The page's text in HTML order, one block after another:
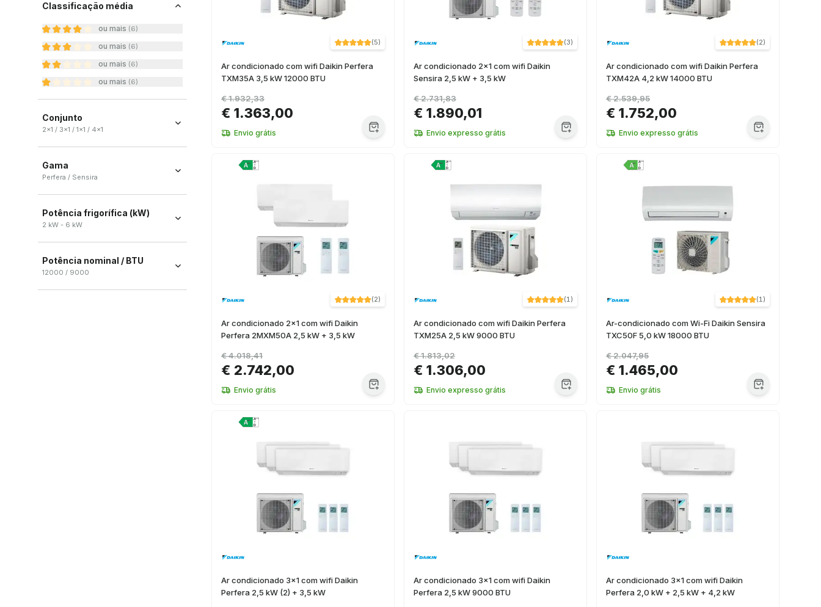
Classificação média
ou mais (6)
ou mais (6)
ou mais (6)
ou mais (6)
Conjunto
2x1 / 3x1 / 1x1 / 4x1
3x1
Gama
Perfera / Sensira
Sensira (6)
Potência frigorífica (kW)
2 kW - 6 kW
Potência nominal / BTU
12000 / 9000
(5)
Ar condicionado com wifi Daikin Perfera
TXM35A 3,5 kW 12000 BTU
€ 1.363,00
€ 1.932,33
Envio grátis
(3)
Ar condicionado 2x1 com wifi Daikin
Sensira 2,5 kW + 3,5 kW
€ 1.890,01
€ 2.731,83
Envio expresso grátis
(2)
Ar condicionado com wifi Daikin Perfera
TXM42A 4,2 kW 14000 BTU
€ 1.752,00
€ 2.539,95
Envio expresso grátis
(2)
Ar condicionado 2x1 com wifi Daikin
Perfera 2MXM50A 2,5 kW + 3,5 kW
€ 2.742,00
€ 4.018,41
Envio grátis
(1)
Ar condicionado com wifi Daikin Perfera
TXM25A 2,5 kW 9000 BTU
€ 1.306,00
€ 1.813,02
Envio expresso grátis
(1)
Ar-condicionado com Wi-Fi Daikin Sensira
TXC50F 5,0 kW 18000 BTU
€ 1.465,00
€ 2.047,95
Envio grátis
Ar condicionado 3x1 com wifi Daikin
Perfera 2,5 kW (2) + 3,5 kW
Ar condicionado 3x1 com wifi Daikin
Perfera 2,5 kW 9000 BTU
Ar condicionado 3x1 com wifi Daikin
Perfera 2,0 kW + 2,5 kW + 4,2 kW